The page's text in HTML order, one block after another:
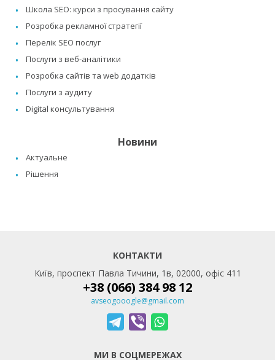
Школа SEO: курси з просування сайту
Розробка рекламної стратегії
Перелік SEO послуг
Послуги з веб-аналітики
Розробка сайтів та web додатків
Послуги з аудиту
Digital консультування
Новини
Актуальне
Рішення
КОНТАКТИ
Київ, проспект Павла Тичини, 1в, 02000, офіс 411
+38 (066) 384 98 12
avseogooogle@gmail.com
МИ В СОЦМЕРЕЖАХ